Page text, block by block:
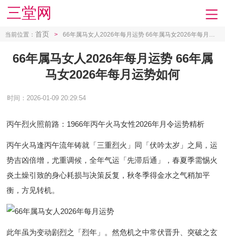
三堂网
当前位置： 首页 > 66年属马女人2026年每月运势 66年属马女2026年每月运势如何
66年属马女人2026年每月运势 66年属
马女2026年每月运势如何
时间：2026-01-09 20:29:54
丙午烈火照前路：1966年丙午火马女性2026年月令运势精析
丙午火马逢丙午流年铸就「三重烈火」同「伏吟太岁」之局，运
势吉凶倍增，尤重调候，全年气运「先滞后通」，春夏季需惕火
炎土燥引致的身心耗损与决策反复，秋冬季得金水之气稍加平
衡，方见转机。
此年虽为变动剧烈之「烈年」。然危机之中常伏晋升、突破之玄